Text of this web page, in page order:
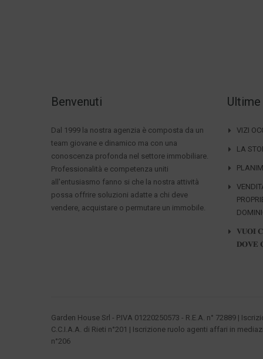
Benvenuti
Dal 1999 la nostra agenzia è composta da un
team giovane e dinamico ma con una
conoscenza profonda nel settore immobiliare.
Professionalità e competenza uniti
all'entusiasmo fanno si che la nostra attività
possa offrire soluzioni adatte a chi deve
vendere, acquistare o permutare un immobile.
VIZI
LA
𝐕𝐔𝐎𝐈
𝐃𝐎𝐕𝐄
Garden House Srl - P.IVA 01220250573 - R.E.A. n° 72889 |
C.C.I.A.A. di Rieti n°201 | Iscrizione ruolo agenti affari in
n°206